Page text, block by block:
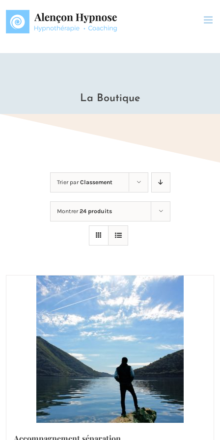
contenu
La Boutique
Trier parClassement
Montrer24 produits